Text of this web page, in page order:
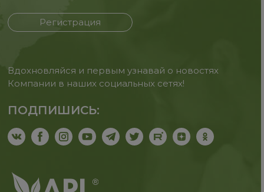
Регистрация
Вдохновляйся и первым узнавай о новостях
Компании в наших социальных сетях!
ПОДПИШИСЬ: